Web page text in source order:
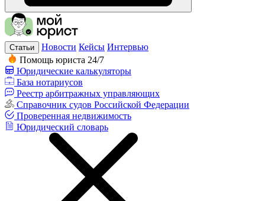
Статьи Новости Кейсы Интервью
Помощь юриста 24/7
Юридические калькуляторы
База нотариусов
Реестр арбитражных управляющих
Справочник судов Российской Федерации
Проверенная недвижимость
Юридический словарь